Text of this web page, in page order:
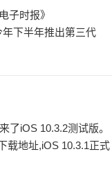
子时报》
年下半年推出第三代
了iOS 10.3.2测试版。
载地址,iOS 10.3.1正式